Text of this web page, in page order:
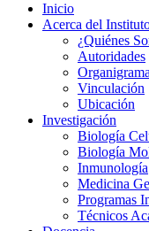
Inicio
Acerca del
¿Quiénes
Autoridades
Vinculación
Ubicación
Investigación
Biología
Biología
Inmunología
Medicina
Programas
Técnicos